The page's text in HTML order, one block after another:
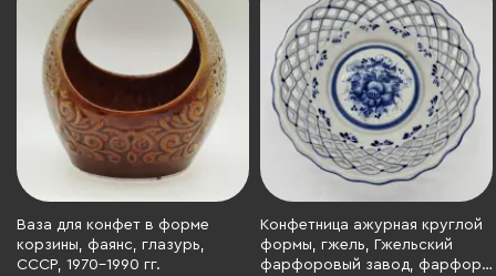
Ваза для конфет в форме
корзины, фаянс, глазурь,
СССР, 1970-1990 гг.
Конфетница ажурная круглой
формы, гжель, Гжельский
фарфоровый завод, фарфор,